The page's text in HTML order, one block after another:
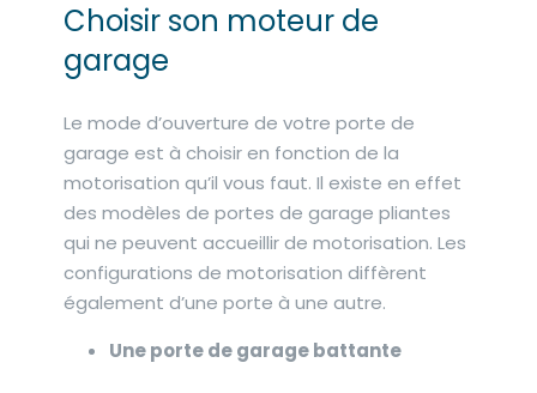
Choisir son moteur de
garage
Le mode d’ouverture de votre porte de
garage est à choisir en fonction de la
motorisation qu’il vous faut. Il existe en effet
des modèles de portes de garage pliantes
qui ne peuvent accueillir de motorisation. Les
configurations de motorisation diffèrent
également d’une porte à une autre.
Une porte de garage battante